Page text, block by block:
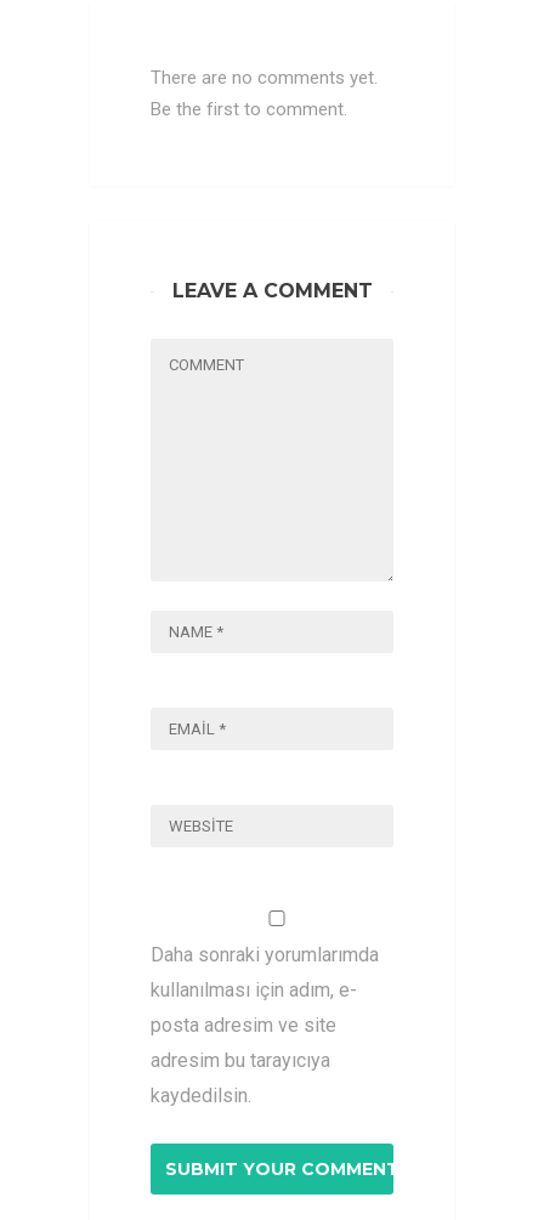
There are no comments yet.
Be the first to comment.
LEAVE A COMMENT
Daha sonraki yorumlarımda
kullanılması için adım, e-
posta adresim ve site
adresim bu tarayıcıya
kaydedilsin.